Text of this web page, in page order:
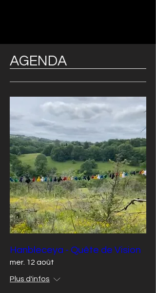
AGENDA
Hanbleceya - Quête de Vision
mer. 12 août
Plus d'infos